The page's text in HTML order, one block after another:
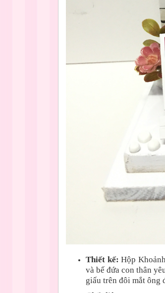
Thiết kế:Hộp
và bế đứa con thân
giấu trên đôi mắt ông